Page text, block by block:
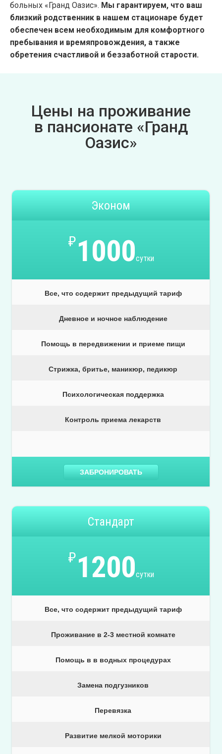
больных «Гранд Оазис». Мы гарантируем, что ваш
близкий родственник в нашем стационаре будет
обеспечен всем необходимым для комфортного
пребывания и времяпровождения, а также
обретения счастливой и беззаботной старости.
Цены на проживание
в пансионате «Гранд
Оазис»
Эконом
₽1000сутки
Все, что содержит предыдущий тариф
Дневное и ночное наблюдение
Помощь в передвижении и приеме пищи
Стрижка, бритье, маникюр, педикюр
Психологическая поддержка
Контроль приема лекарств
ЗАБРОНИРОВАТЬ
Стандарт
₽1200сутки
Все, что содержит предыдущий тариф
Проживание в 2-3 местной комнате
Помощь в в водных процедурах
Замена подгузников
Перевязка
Развитие мелкой моторики